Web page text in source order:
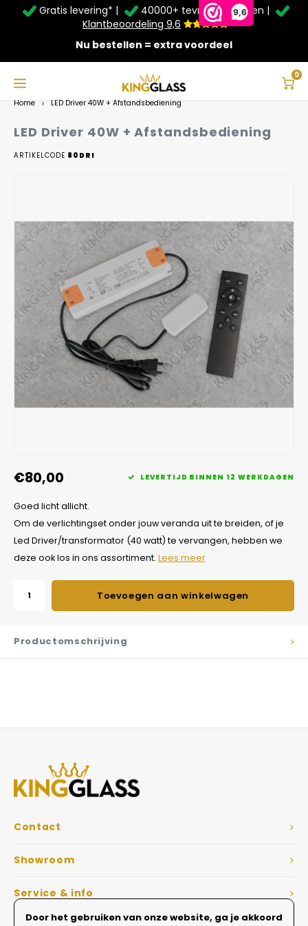
9,6
Service & Contact
Betaalmethoden
Garantie
Veelgestelde vragen
Taal
Nederlands
Gratis levering* |
40000+ tevreden klanten |
Klantbeoordeling 9,6
Nu bestellen = extra voordeel
0
Zomer Deals: Tot 20% kortingop schuifwanden en
veranda's +€20extra kassa korting*
Home LED Driver 40W + Afstandsbediening
LED Driver 40W + Afstandsbediening
ARTIKELCODE 80DRI
€80,00 LEVERTIJD BINNEN 12 WERKDAGEN
Goed licht allicht.
Om de verlichtingset onder jouw veranda uit te breiden, of je
Led Driver/transformator (40 watt) te vervangen, hebben we
deze ook los in ons assortiment. Lees meer
Toevoegen aan winkelwagen
Productomschrijving
Contact
Showroom
Service & info
Door het gebruiken van onze website, ga je akkoord